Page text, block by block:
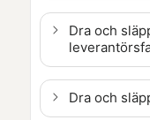
Dra och
Dra och